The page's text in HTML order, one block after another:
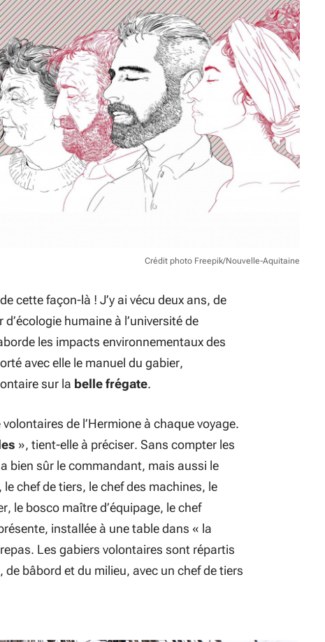
Crédit photo Freepik/Nouvelle-Aquitaine
cette façon-là ! J’y ai vécu deux ans, de
humaine à l’université de
les impacts environnementaux des
avec elle le manuel du gabier,
sur la belle frégate.
de l’Hermioneà chaque voyage.
», tient-elle à préciser. Sans compter les
bien sûr le commandant, mais aussi le
chef de tiers, le chef des machines, le
le bosco maître d’équipage, le chef
installée à une table dans « la
Les gabiers volontaires sont répartis
bâbord et du milieu, avec un chef de tiers